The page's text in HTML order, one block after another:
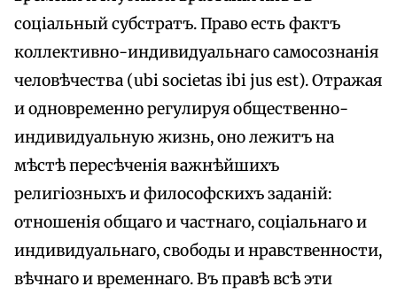
соціальный субстратъ. Право есть фактъ
коллективно-индивидуальнаго самосознанія
человѣчества (ubi societas ibi jus est). Отражая
и одновременно регулируя общественно-
индивидуальную жизнь, оно лежитъ на
мѣстѣ пересѣченія важнѣйшихъ
религіозныхъ и философскихъ заданій:
отношенія общаго и частнаго, соціальнаго и
индивидуальнаго, свободы и нравственности,
вѣчнаго и временнаго. Въ правѣ всѣ эти